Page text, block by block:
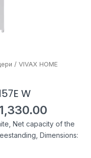
/ VIVAX HOME
W
price
is:
Net capacity of the
Dimensions: